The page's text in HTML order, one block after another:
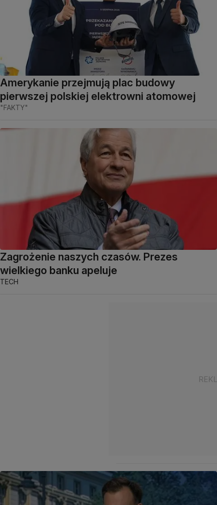
Amerykanie przejmują plac budowy
pierwszej polskiej elektrowni atomowej
"FAKTY"
Zagrożenie naszych czasów. Prezes
wielkiego banku apeluje
TECH